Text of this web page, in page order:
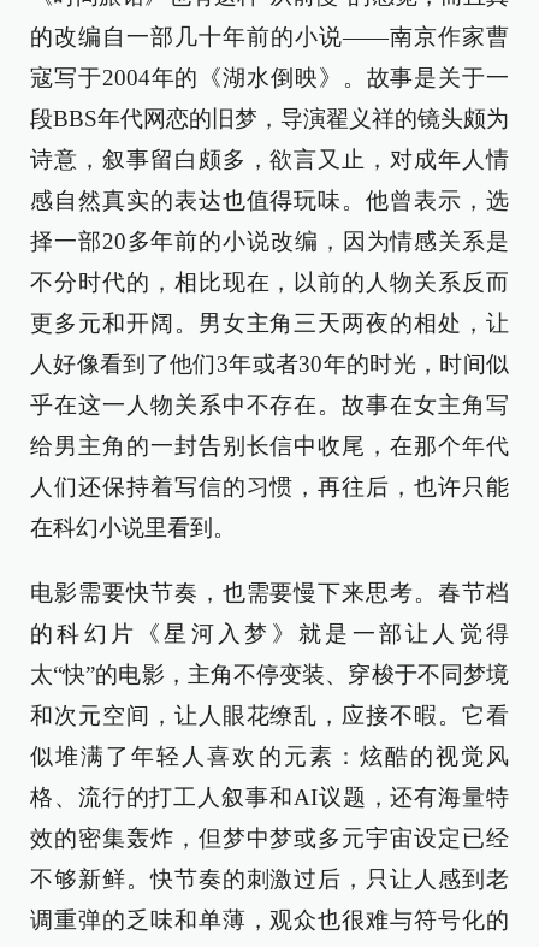
的改编自一部几十年前的小说——南京作家曹
寇写于2004年的《湖水倒映》。故事是关于一
段BBS年代网恋的旧梦，导演翟义祥的镜头颇为
诗意，叙事留白颇多，欲言又止，对成年人情
感自然真实的表达也值得玩味。他曾表示，选
择一部20多年前的小说改编，因为情感关系是
不分时代的，相比现在，以前的人物关系反而
更多元和开阔。男女主角三天两夜的相处，让
人好像看到了他们3年或者30年的时光，时间似
乎在这一人物关系中不存在。故事在女主角写
给男主角的一封告别长信中收尾，在那个年代
人们还保持着写信的习惯，再往后，也许只能
在科幻小说里看到。
电影需要快节奏，也需要慢下来思考。春节档
的科幻片《星河入梦》就是一部让人觉得
太“快”的电影，主角不停变装、穿梭于不同梦境
和次元空间，让人眼花缭乱，应接不暇。它看
似堆满了年轻人喜欢的元素：炫酷的视觉风
格、流行的打工人叙事和AI议题，还有海量特
效的密集轰炸，但梦中梦或多元宇宙设定已经
不够新鲜。快节奏的刺激过后，只让人感到老
调重弹的乏味和单薄，观众也很难与符号化的